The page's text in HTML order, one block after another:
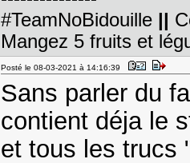
#TeamNoBidouille ||
Mangez 5 fruits et
Posté le 08-03-2021 à 14:16:39
Sans parler du
contient déja le
et tous les trucs